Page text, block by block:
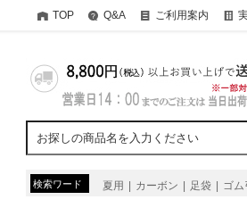
TOP Q&A ご利用案内
検索ワード 夏用 カーボン 足袋 ゴム